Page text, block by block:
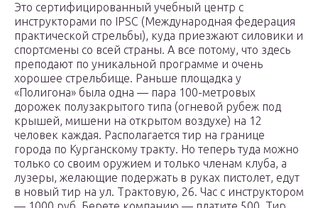
Это сертифицированный учебный центр с
инструкторами по IPSC (Международная федерация
практической стрельбы), куда приезжают силовики и
спортсмены со всей страны. А все потому, что здесь
преподают по уникальной программе и очень
хорошее стрельбище. Раньше площадка у
«Полигона» была одна — пара 100-метровых
дорожек полузакрытого типа (огневой рубеж под
крышей, мишени на открытом воздухе) на 12
человек каждая. Располагается тир на границе
города по Курганскому тракту. Но теперь туда можно
только со своим оружием и только членам клуба, а
лузеры, желающие подержать в руках пистолет, едут
в новый тир на ул. Трактовую, 26. Час с инструктором